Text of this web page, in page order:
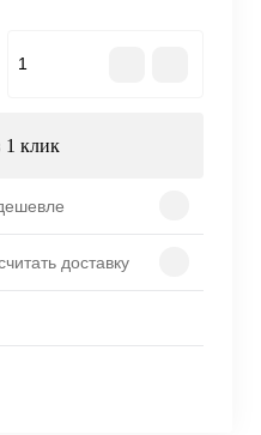
1 клик
доставку